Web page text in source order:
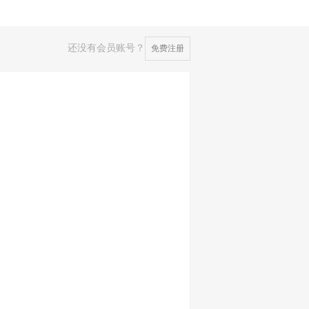
还没有会员账号？ 免费注册